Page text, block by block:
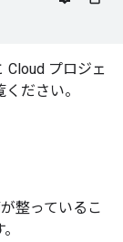
Cloud プロジェ
ください。
整っているこ